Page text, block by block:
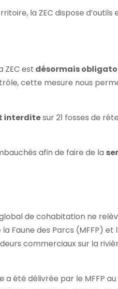
la ZEC dispose
ZEC est désormais
cette mesure nous
interditesur 21 fosses de
afin de faire de la
de cohabitation ne
Faune des Parcs (MFFP)
commerciaux sur la
été délivrée par le MFFP